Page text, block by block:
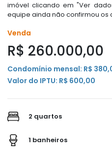
imóvel clicando em "Ver
equipe ainda não confirmou os
Venda
R$ 260.000,00
Condomínio mensal: R$
Valor do IPTU: R$ 600,00
2 quartos
1 banheiros